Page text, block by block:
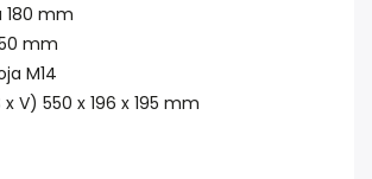
180 mm
mm
M14
V) 550 x 196 x 195 mm